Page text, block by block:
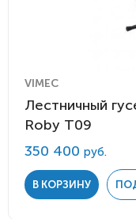
VIMEC
Лестничный
Roby Т09
350 400 руб.
В КОРЗИНУ